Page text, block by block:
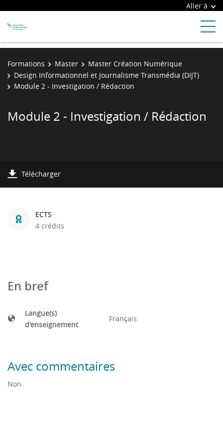
Aller à
Formations Master
Master Création Numérique
Design Informationnel et Journalisme Transmédia (DIJT)
Module 2 - Investigation / Rédaction
Module 2 - Investigation / Rédaction
Télécharger
ECTS
4 crédits
En bref
Langue(s)
d'enseignement
Français
Avec commentaires
Non